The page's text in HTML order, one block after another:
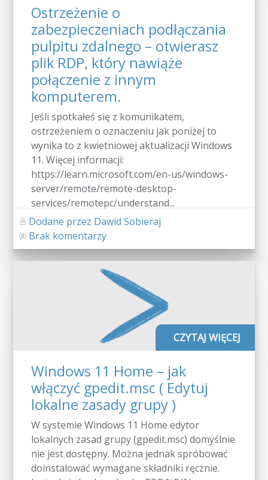
Ostrzeżenie o
zabezpieczeniach podłączania
pulpitu zdalnego – otwierasz
plik RDP, który nawiąże
połączenie z innym
komputerem.
Jeśli spotkałeś się z komunikatem,
ostrzeżeniem o oznaczeniu jak poniżej to
wynika to z kwietniowej aktualizacji Windows
11. Więcej informacji:
https://learn.microsoft.com/en-us/windows-
server/remote/remote-desktop-
services/remotepc/understand...
Dodane przez Dawid Sobieraj
Brak komentarzy
CZYTAJ WIĘCEJ
Windows 11 Home – jak
włączyć gpedit.msc ( Edytuj
lokalne zasady grupy )
W systemie Windows 11 Home edytor
lokalnych zasad grupy (gpedit.msc) domyślnie
nie jest dostępny. Można jednak spróbować
doinstalować wymagane składniki ręcznie.